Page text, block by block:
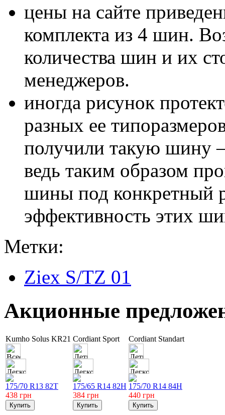
цены на сайте
комплекта из 4 шин.
количества шин и их
менеджеров.
иногда рисунок
разных ее
получили такую шину
ведь таким образом
шины под конкретный
эффективность этих
Метки:
Ziex S/TZ 01
Акционные
Kumho Solus KR21
175/70 R13 82T
438 грн
Cordiant Sport
175/65 R14 82H
384 грн
Cordiant Standart
175/70 R14 84H
440 грн